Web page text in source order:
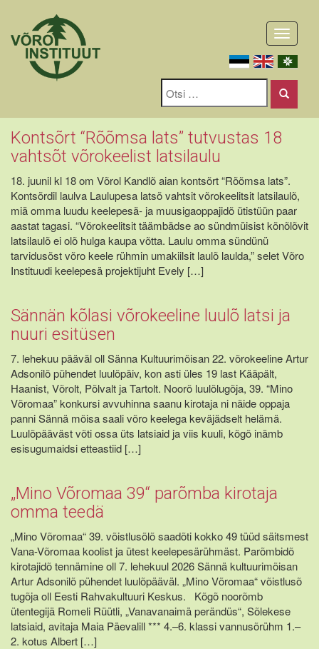
Toggle
Kontsõrt “Rõõmsa lats” tutvustas 18
vahtsõt võrokeelist latsilaulu
18. juunil kl 18 om Võrol Kandlõ aian kontsõrt “Rõõmsa lats”.
Kontsõrdil laulva Laulupesa latsõ vahtsit võrokeelitsit latsilaulõ,
miä omma luudu keelepesä- ja muusigaoppajidõ ütistüün paar
aastat tagasi. “Võrokeelitsit täämbädse ao sündmüisist kõnõlõvit
latsilaulõ ei olõ hulga kaupa võtta. Laulu omma sündünü
tarvidusõst võro keele rühmin umakiilsit laulõ laulda,” selet Võro
Instituudi keelepesä projektijuht Evely […]
Sännän kõlasi võrokeeline luulõ latsi ja
nuuri esitüsen
7. lehekuu pääväl oll Sänna Kultuurimõisan 22. võrokeeline Artur
Adsonilõ pühendet luulõpäiv, kon asti üles 19 last Kääpält,
Haanist, Võrolt, Põlvalt ja Tartolt. Noorõ luulõlugõja, 39. “Mino
Võromaa” konkursi avvuhinna saanu kirotaja ni näide oppaja
panni Sännä mõisa saali võro keelega keväjädselt helämä.
Luulõpääväst võti ossa üts latsiaid ja viis kuuli, kõgõ inämb
esisugumaidsi etteastiid […]
„Mino Võromaa 39“ parõmba kirotaja
omma teedä
„Mino Võromaa“ 39. võistlusõlõ saadõti kokko 49 tüüd säitsmest
Vana-Võromaa koolist ja ütest keelepesärühmäst. Parõmbidõ
kirotajidõ tennämine oll 7. lehekuul 2026 Sännä kultuurimõisan
Artur Adsonilõ pühendet luulõpääväl. „Mino Võromaa“ võistlusõ
tugõja oll Eesti Rahvakultuuri Keskus. Kõgõ noorõmb
ütentegijä Romeli Rüütli, „Vanavanaimä perändüs“, Sõlekese
latsiaid, avitaja Maia Päevalill *** 4.–6. klassi vannusõrühm 1.–
2. kotus Albert […]